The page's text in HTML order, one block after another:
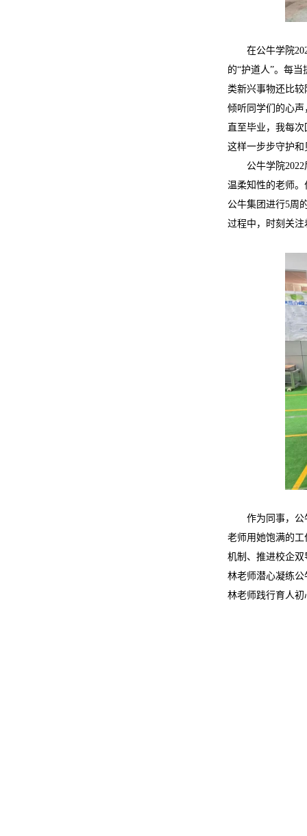
在公牛学院
的“护道人”。每
类新兴事物还比
倾听同学们的心
直至毕业，我每
这样一步步守护和
公牛学院
温柔知性的老师
公牛集团进行5周
过程中，时刻关
作为同事，公
老师用她饱满的
机制、推进校企
林老师潜心凝练
林老师践行育人